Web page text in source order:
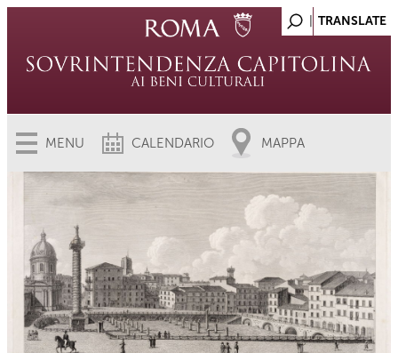
MENU CALENDARIO MAPPA